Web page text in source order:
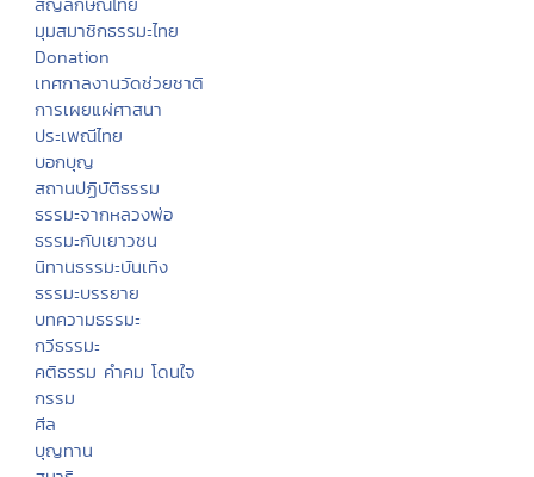
มุมสมาชิกธรรมะไทย
Donation
เทศกาลงานวัดช่วยชาติ
การเผยแผ่ศาสนา
ประเพณีไทย
บอกบุญ
สถานปฏิบัติธรรม
ธรรมะจากหลวงพ่อ
ธรรมะกับเยาวชน
นิทานธรรมะบันเทิง
ธรรมะบรรยาย
บทความธรรมะ
กวีธรรมะ
คติธรรม คำคม โดนใจ
กรรม
ศีล
บุญทาน